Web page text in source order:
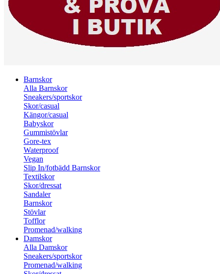
Barnskor
Alla Barnskor
Sneakers/sportskor
Skor/casual
Kängor/casual
Babyskor
Gummistövlar
Gore-tex
Waterproof
Vegan
Slip In/fotbädd Barnskor
Textilskor
Skor/dressat
Sandaler
Barnskor
Stövlar
Tofflor
Promenad/walking
Damskor
Alla Damskor
Sneakers/sportskor
Promenad/walking